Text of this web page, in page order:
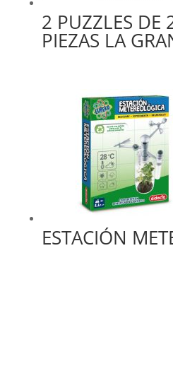
2 PUZZLES DE
PIEZAS LA
ESTACIÓN